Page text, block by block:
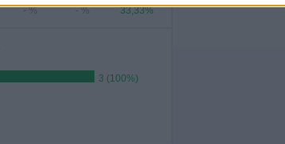
- % - % 33,33%
3 (100%)